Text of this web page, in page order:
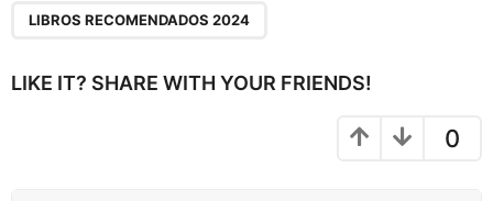
o
LIBROS RECOMENDADOS 2024
LIKE IT? SHARE WITH YOUR FRIENDS!
0